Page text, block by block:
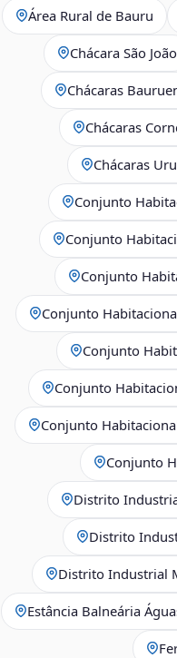
Área Rural de Bauru
Chácara São João
Chácaras
Chácaras
Chácaras
Conjunto
Conjunto
Conjunto
Conjunto
Conjunto
Conjunto
Conjunto
Conjunto
Distrito
Distrito
Distrito Industrial
Estância Balneária